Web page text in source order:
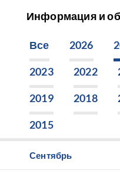
Информация и
Все 2026
2023 2022
2019 2018
2015
Сентябрь